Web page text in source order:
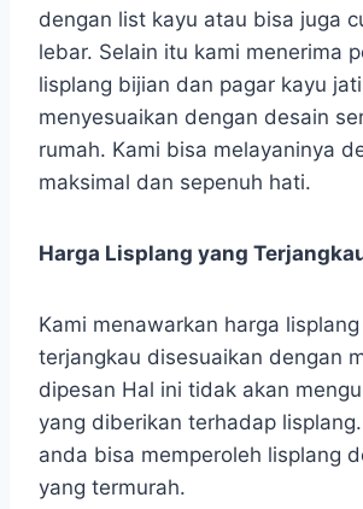
dengan list kayu atau bisa juga
lebar. Selain itu kami menerima
lisplang bijian dan pagar kayu
menyesuaikan dengan desain
rumah. Kami bisa melayaninya
maksimal dan sepenuh hati.
Harga Lisplang yang
Kami menawarkan harga
terjangkau disesuaikan dengan
dipesan Hal ini tidak akan
yang diberikan terhadap
anda bisa memperoleh lisplang
yang termurah.